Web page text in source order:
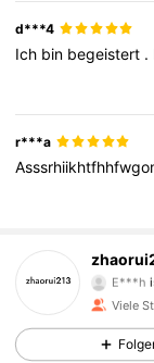
d***4
Ich bin begeistert .
r***a
E***h
4,87
4,87
Viele